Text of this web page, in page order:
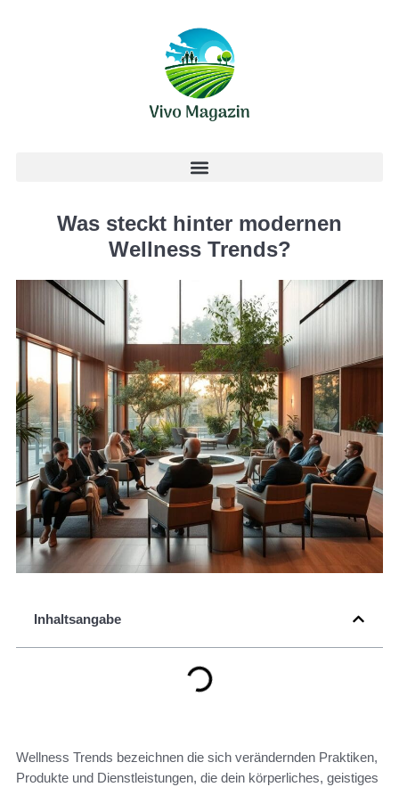
Was steckt hinter modernen
Wellness Trends?
Inhaltsangabe
Wellness Trends bezeichnen die sich verändernden Praktiken,
Produkte und Dienstleistungen, die dein körperliches, geistiges